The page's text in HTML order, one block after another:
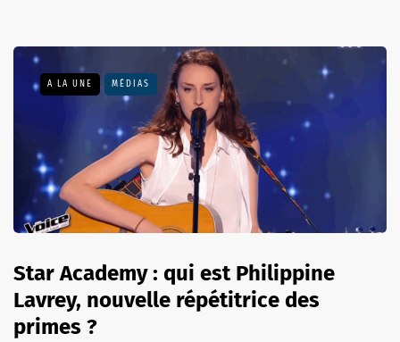
A LA UNE MÉDIAS
Star Academy : qui est Philippine
Lavrey, nouvelle répétitrice des
primes ?